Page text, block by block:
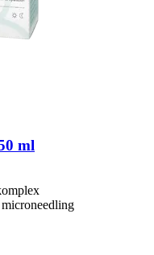
ml